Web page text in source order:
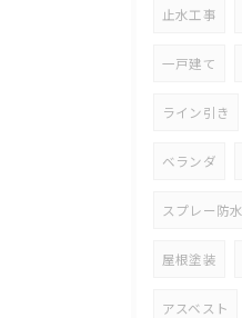
止水工事
一戸建て
ライン引き
ベランダ
スプレー防水
屋根塗装
アスベスト